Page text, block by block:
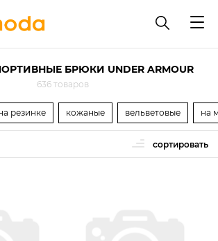
БРЮКИ UNDER ARMOUR
636 товаров
резинке кожаные вельветовые на
сортировать